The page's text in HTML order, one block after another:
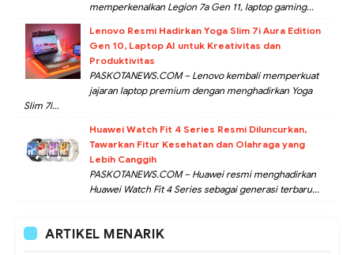
memperkenalkan Legion 7a Gen 11, laptop gaming...
Lenovo Resmi Hadirkan Yoga Slim 7i Aura Edition
Gen 10, Laptop AI untuk Kreativitas dan
Produktivitas
PASKOTANEWS.COM – Lenovo kembali memperkuat
jajaran laptop premium dengan menghadirkan Yoga
Slim 7i...
Huawei Watch Fit 4 Series Resmi Diluncurkan,
Tawarkan Fitur Kesehatan dan Olahraga yang
Lebih Canggih
PASKOTANEWS.COM – Huawei resmi menghadirkan
Huawei Watch Fit 4 Series sebagai generasi terbaru...
ARTIKEL MENARIK